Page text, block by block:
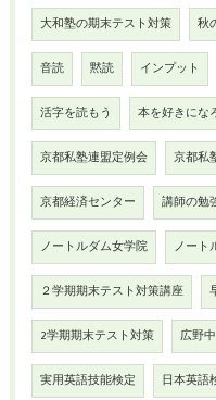
大和塾の期末テスト対策 秋
音読 黙読 インプット
活字を読もう 本を好きにな
京都私塾連盟定例会 京都私
京都経済センター 講師の勉
ノートルダム女学院 ノート
２学期期末テスト対策講座
2学期期末テスト対策 広野
実用英語技能検定 日本英語